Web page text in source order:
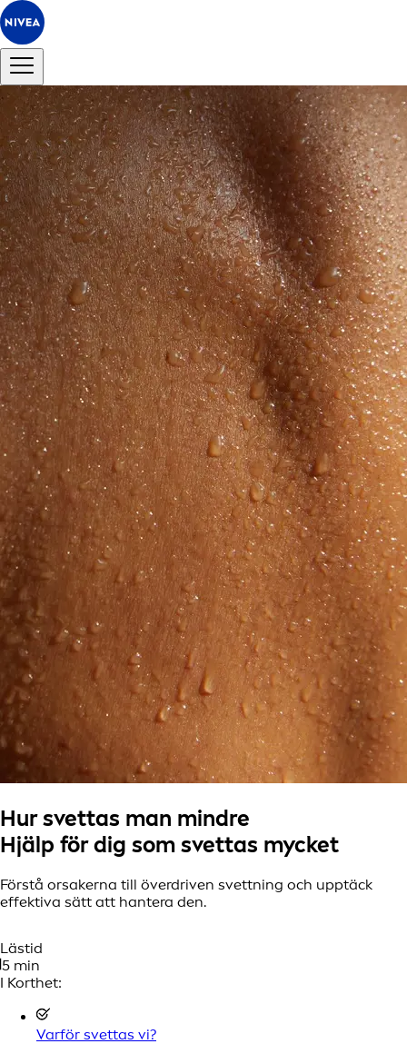
Hur svettas man mindre
Hjälp för dig som svettas mycket
Förstå orsakerna till överdriven svettning och upptäck
effektiva sätt att hantera den.
Lästid
5 min
I Korthet:
Varför svettas vi?